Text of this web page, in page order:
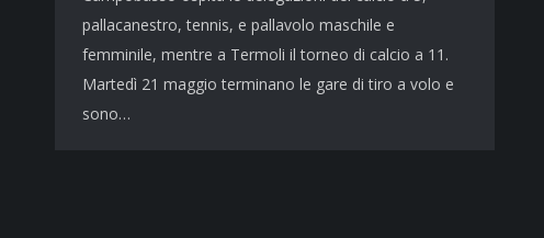
pallacanestro, tennis, e pallavolo maschile e
femminile, mentre a Termoli il torneo di calcio a 11.
Martedì 21 maggio terminano le gare di tiro a volo e
sono…